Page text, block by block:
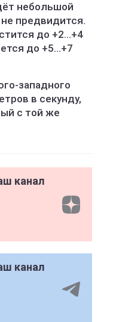
небольшой
предвидится.
до +2...+4
до +5...+7
западного
в секунду,
с той же
канал
канал